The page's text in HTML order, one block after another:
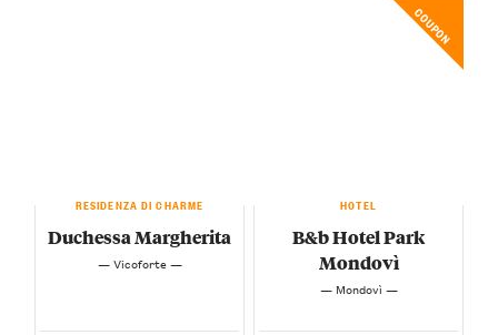
RESIDENZA DI CHARME
Duchessa Margherita
— Vicoforte —
COUPON
HOTEL
B&b Hotel Park
Mondovì
— Mondovì —